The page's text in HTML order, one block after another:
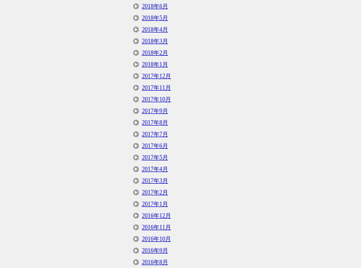
2018年6月
2018年5月
2018年4月
2018年3月
2018年2月
2018年1月
2017年12月
2017年11月
2017年10月
2017年9月
2017年8月
2017年7月
2017年6月
2017年5月
2017年4月
2017年3月
2017年2月
2017年1月
2016年12月
2016年11月
2016年10月
2016年9月
2016年8月